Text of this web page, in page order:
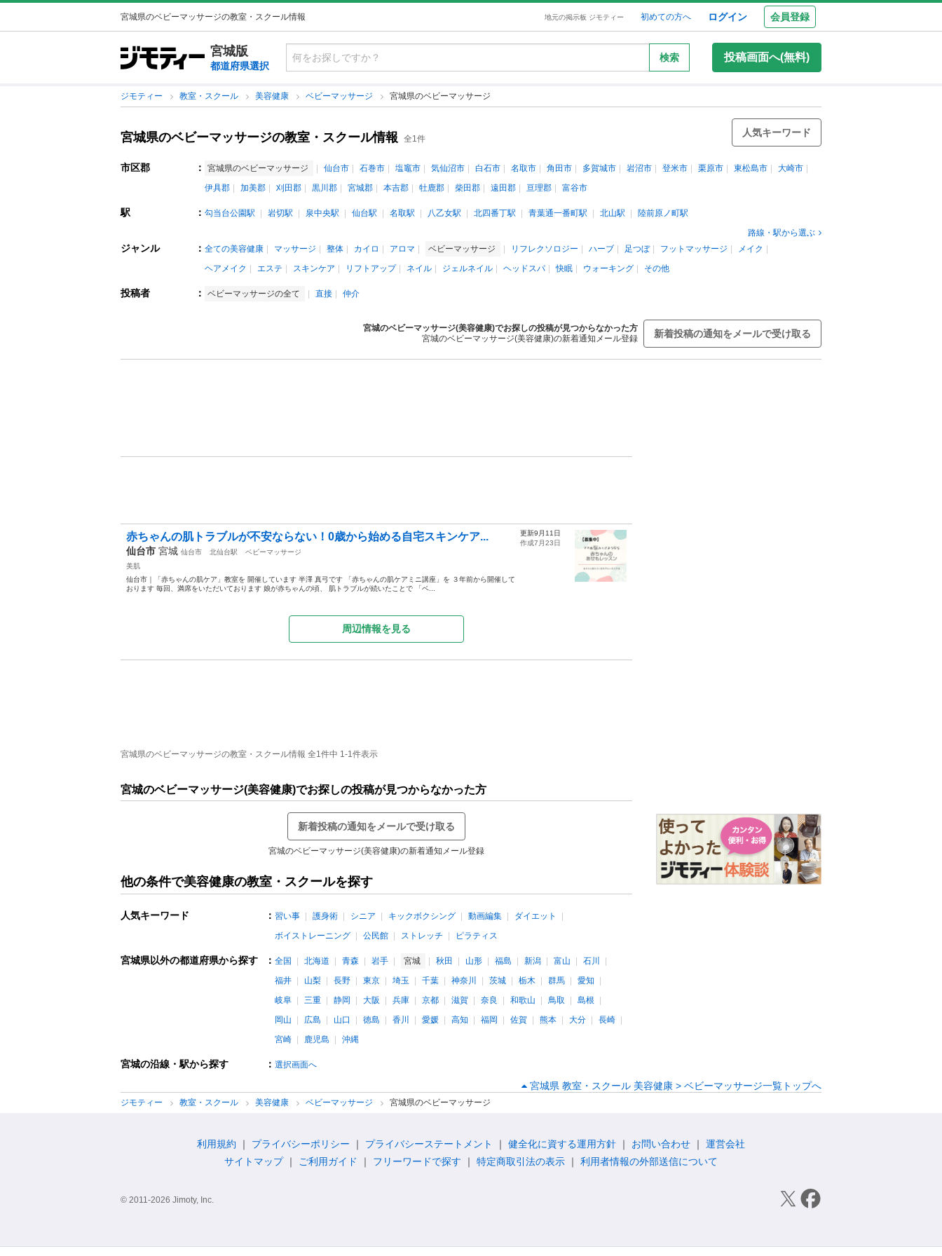
宮城県のベビーマッサージの教室・スクール情報 地元の掲示板 ジモティー 初めての方へ ログイン 会員登録
宮城版
都道府県選択
検索 投稿画面へ(無料)
ジモティー 教室・スクール 美容健康 ベビーマッサージ 宮城県のベビーマッサージ
宮城県のベビーマッサージの教室・スクール情報 全1件
人気キーワード
市区郡 ： 宮城県のベビーマッサージ 仙台市 石巻市 塩竈市 気仙沼市 白石市 名取市 角田市 多賀城市 岩沼市 登米市 栗原市 東松島市
大崎市
伊具郡
加美郡 刈田郡 黒川郡 宮城郡 本吉郡 牡鹿郡 柴田郡 遠田郡 亘理郡 富谷市
駅 ： 勾当台公園駅 岩切駅 泉中央駅 仙台駅 名取駅 八乙女駅 北四番丁駅 青葉通一番町駅 北山駅
陸前原ノ町駅
路線・駅から選ぶ
ジャンル ： 全ての美容健康 マッサージ 整体 カイロ アロマ ベビーマッサージ リフレクソロジー ハーブ 足つぼ フットマッサージ
メイク
ヘアメイク
エステ スキンケア リフトアップ ネイル ジェルネイル ヘッドスパ 快眠 ウォーキング その他
投稿者 ： ベビーマッサージの全て 直接 仲介
宮城のベビーマッサージ(美容健康)でお探しの投稿が見つからなかった方
宮城のベビーマッサージ(美容健康)の新着通知メール登録
新着投稿の通知をメールで受け取る
赤ちゃんの肌トラブルが不安ならない！0歳から始める自宅スキンケア...
仙台市 宮城 仙台市 北仙台駅
ベビーマッサージ
美肌
仙台市｜「赤ちゃんの肌ケア」教室を 開催しています 半澤 真弓です 「赤ちゃんの肌ケアミニ講座」を ３年前から開催して
おります 毎回、満席をいただいております 娘が赤ちゃんの頃、 肌トラブルが続いたことで 「ベ...
更新9月11日
作成7月23日
周辺情報を見る
宮城県のベビーマッサージの教室・スクール情報 全1件中 1-1件表示
宮城のベビーマッサージ(美容健康)でお探しの投稿が見つからなかった方
新着投稿の通知をメールで受け取る
宮城のベビーマッサージ(美容健康)の新着通知メール登録
他の条件で美容健康の教室・スクールを探す
人気キーワード ： 習い事 護身術 シニア キックボクシング 動画編集
ダイエット
ボイストレーニング
公民館 ストレッチ ピラティス
宮城県以外の都道府県から探す ： 全国 北海道 青森 岩手 宮城 秋田 山形 福島 新潟 富山
石川
福井
山梨 長野 東京 埼玉 千葉 神奈川 茨城 栃木 群馬
愛知
岐阜
三重 静岡 大阪 兵庫 京都 滋賀 奈良 和歌山 鳥取
島根
岡山
広島 山口 徳島 香川 愛媛 高知 福岡 佐賀 熊本 大分
長崎
宮崎
鹿児島 沖縄
宮城の沿線・駅から探す ： 選択画面へ
宮城県 教室・スクール 美容健康 > ベビーマッサージ一覧トップへ
ジモティー 教室・スクール 美容健康 ベビーマッサージ 宮城県のベビーマッサージ
利用規約 プライバシーポリシー プライバシーステートメント 健全化に資する運用方針 お問い合わせ
運営会社
サイトマップ
ご利用ガイド フリーワードで探す 特定商取引法の表示 利用者情報の外部送信について
© 2011-2026 Jimoty, Inc.